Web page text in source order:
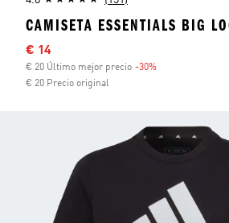
CAMISETA ESSENTIALS BIG
Precio rebajado
€ 14
€ 20 Último mejor precio -30%
€ 20 Precio original